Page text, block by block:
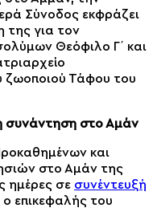
Σύνοδος εκφράζει
της για τον
Θεόφιλο Γ΄ και
ζωοποιού Τάφου του
συνάντηση στο Αμάν
και
στο Αμάν της
ημέρες σε συνέντευξή
ο επικεφαλής του